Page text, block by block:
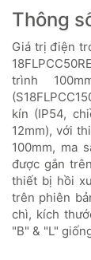
Thông
Giá trị điện
trình
kín (IP54,
12mm), với
100mm, ma
được gắn
thiết bị hồi
trên phiên
chì, kích
"B" & "L"